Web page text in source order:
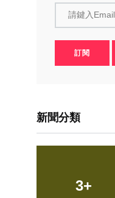
請鍵入Email
訂閱
新聞分類
3+
83+